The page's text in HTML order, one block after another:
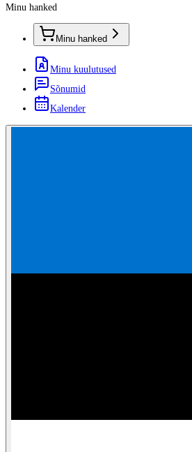
Minu hanked
Minu hanked
Minu kuulutused
Sõnumid
Kalender